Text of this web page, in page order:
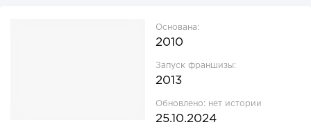
Основана:
2010
Запуск франшизы:
2013
Обновлено: нет истории
25.10.2024